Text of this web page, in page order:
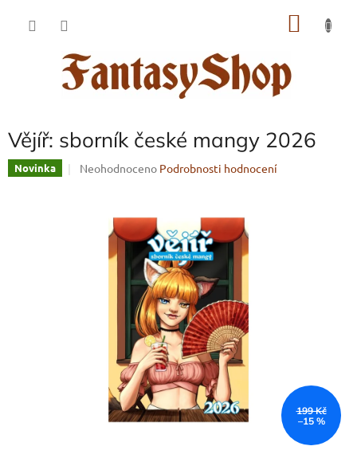
Vějíř: sborník české mangy 2026
Novinka
Průměrné
Neohodnoceno Podrobnosti hodnocení
199 Kč
–15 %